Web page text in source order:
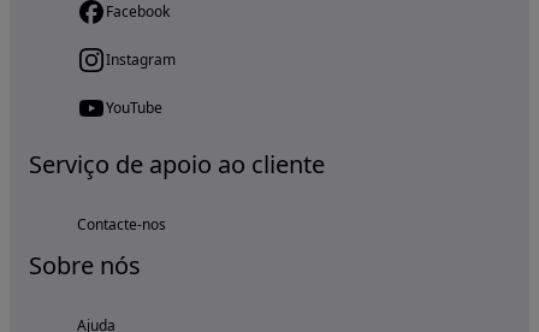
Facebook
Instagram
YouTube
Serviço de apoio ao cliente
Contacte-nos
Sobre nós
Ajuda